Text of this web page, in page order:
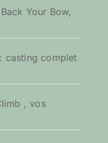
Your Bow,
casting complet
, vos